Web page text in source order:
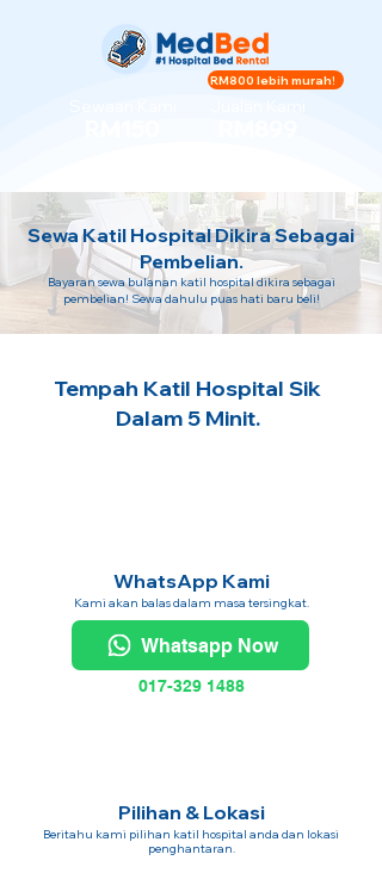
RM800 lebih murah!
Sewa Katil Hospital Dikira Sebagai
Pembelian.
Bayaran sewa bulanan katil hospital dikira sebagai
pembelian! Sewa dahulu puas hati baru beli!
Tempah Katil Hospital Sik
Dalam 5 Minit.
WhatsApp Kami
Kami akan balas dalam masa tersingkat.
Whatsapp Now
017-329 1488
Pilihan & Lokasi
Beritahu kami pilihan katil hospital anda dan lokasi
penghantaran.